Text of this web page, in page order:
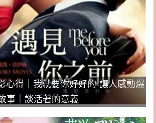
心得｜我就要你好好的-讓人感動爆
事｜談活著的意義